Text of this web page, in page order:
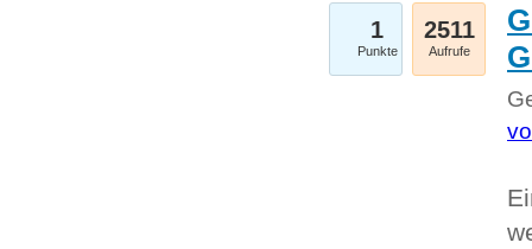
1
Punkte
2511
Aufrufe